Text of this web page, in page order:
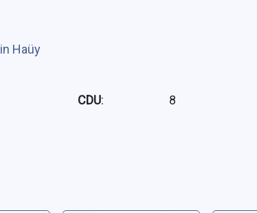
Haüy
CDU: 8